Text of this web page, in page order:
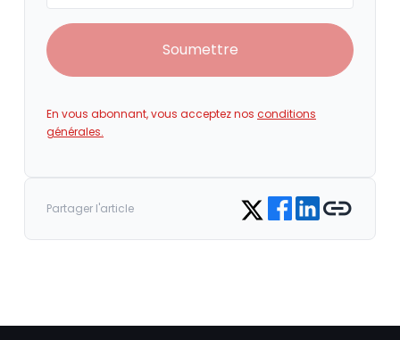
Soumettre
En vous abonnant, vous acceptez nos conditions
générales.
Partager l'article Share on Twitter
Share on Facebook
Share on LinkedIn
Copy link